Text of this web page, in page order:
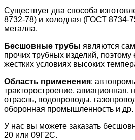
Существует два способа
8732-78) и холодная (ГОСТ 8734-
металла.
Бесшовные трубы являются
прочих трубных изделий, поэтому
жестких условиях высоких
Область применения:
тракторостроение,
отрасль, водопроводы,
оборонная промышленность и др.
У нас вы можете заказать
20 или 09Г2С.